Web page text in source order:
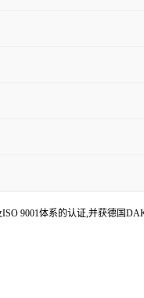
9001体系的认证,并获德国